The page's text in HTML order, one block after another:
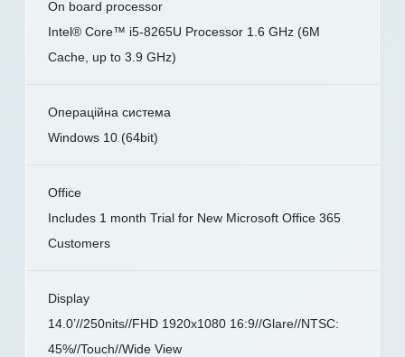
On board processor
Intel® Core™ i5-8265U Processor 1.6 GHz (6M
Cache, up to 3.9 GHz)
Операційна система
Windows 10 (64bit)
Office
Includes 1 month Trial for New Microsoft Office 365
Customers
Display
14.0’//250nits//FHD 1920x1080 16:9//Glare//NTSC:
45%//Touch//Wide View